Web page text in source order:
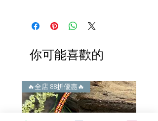
4) 世襲經營，經驗豐富。不是學院派，
（訂金只接受 現金 或 信用卡）
你可能喜歡的
🔥全店 88折優惠🔥